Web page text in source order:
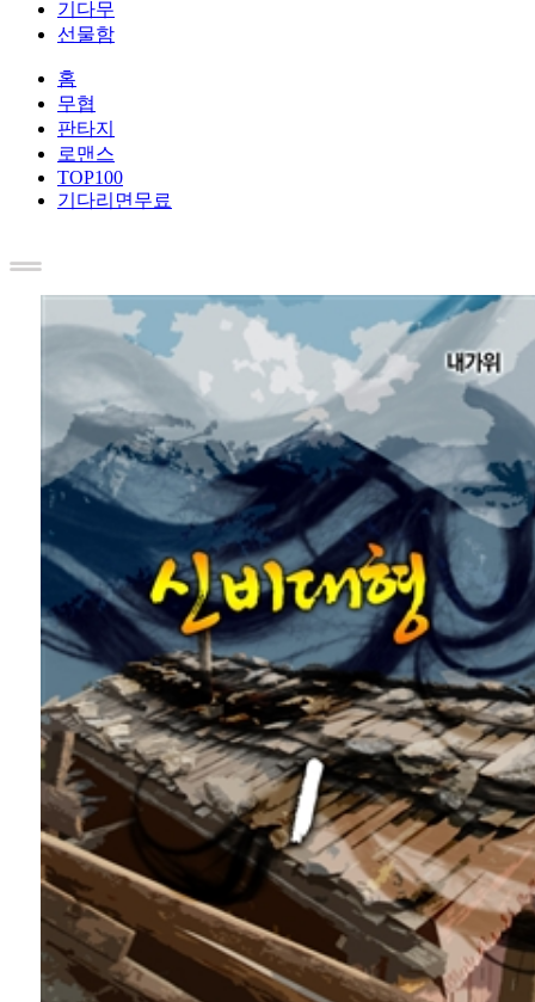
기다무
선물함
홈
무협
판타지
로맨스
TOP100
기다리면무료